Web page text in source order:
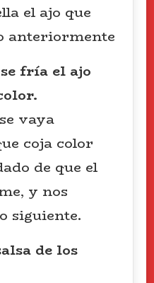
el ajo que
anteriormente
fría el ajo
vaya
coja color
de que el
y nos
siguiente.
de los